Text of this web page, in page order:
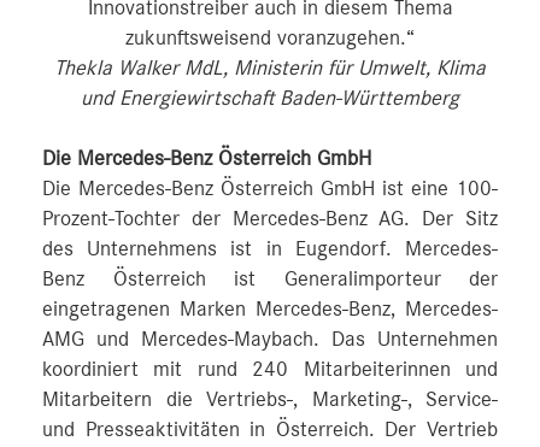
Innovationstreiber auch in diesem Thema
zukunftsweisend voranzugehen.“
Thekla Walker MdL, Ministerin für Umwelt, Klima
und Energiewirtschaft Baden-Württemberg
Die Mercedes-Benz Österreich GmbH
Die Mercedes-Benz Österreich GmbH ist eine 100-
Prozent-Tochter der Mercedes-Benz AG. Der Sitz
des Unternehmens ist in Eugendorf. Mercedes-
Benz Österreich ist Generalimporteur der
eingetragenen Marken Mercedes-Benz, Mercedes-
AMG und Mercedes-Maybach. Das Unternehmen
koordiniert mit rund 240 Mitarbeiterinnen und
Mitarbeitern die Vertriebs-, Marketing-, Service-
und Presseaktivitäten in Österreich. Der Vertrieb